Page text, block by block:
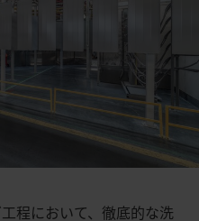
程において、徹底的な洗